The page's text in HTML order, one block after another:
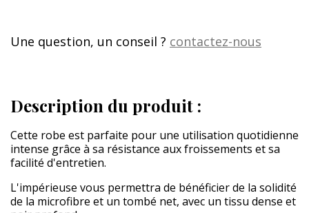
Une question, un conseil ? contactez-nous
Description du produit :
Cette robe est parfaite pour une utilisation quotidienne
intense grâce à sa résistance aux froissements et sa
facilité d'entretien.
L'impérieuse vous permettra de bénéficier de la solidité
de la microfibre et un tombé net, avec un tissu dense et